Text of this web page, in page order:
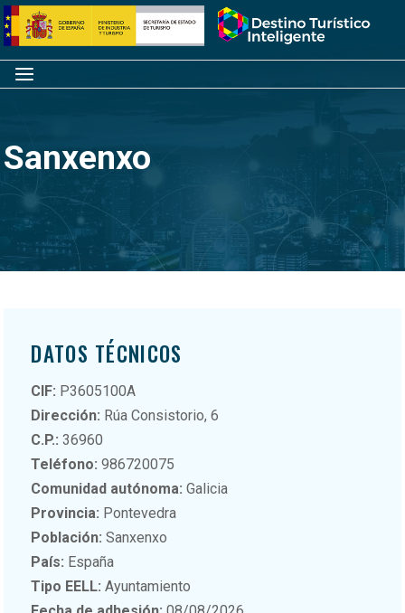
Saltar
al
contenido
Inicio
Menú
Sanxenxo
DATOS TÉCNICOS
CIF: P3605100A
Dirección: Rúa Consistorio, 6
C.P.: 36960
Teléfono: 986720075
Comunidad autónoma: Galicia
Provincia: Pontevedra
Población: Sanxenxo
País: España
Tipo EELL: Ayuntamiento